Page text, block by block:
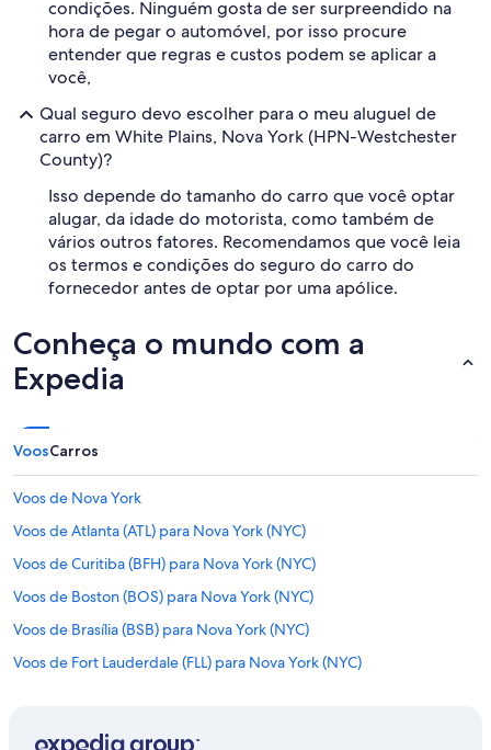
condições. Ninguém gosta de ser surpreendido na
hora de pegar o automóvel, por isso procure
entender que regras e custos podem se aplicar a
você,
Qual seguro devo escolher para o meu aluguel de
carro em White Plains, Nova York (HPN-Westchester
County)?
Isso depende do tamanho do carro que você optar
alugar, da idade do motorista, como também de
vários outros fatores. Recomendamos que você leia
os termos e condições do seguro do carro do
fornecedor antes de optar por uma apólice.
Conheça o mundo com a
Expedia
VoosCarros
Voos de Nova York
Voos de Atlanta (ATL) para Nova York (NYC)
Voos de Curitiba (BFH) para Nova York (NYC)
Voos de Boston (BOS) para Nova York (NYC)
Voos de Brasília (BSB) para Nova York (NYC)
Voos de Fort Lauderdale (FLL) para Nova York (NYC)